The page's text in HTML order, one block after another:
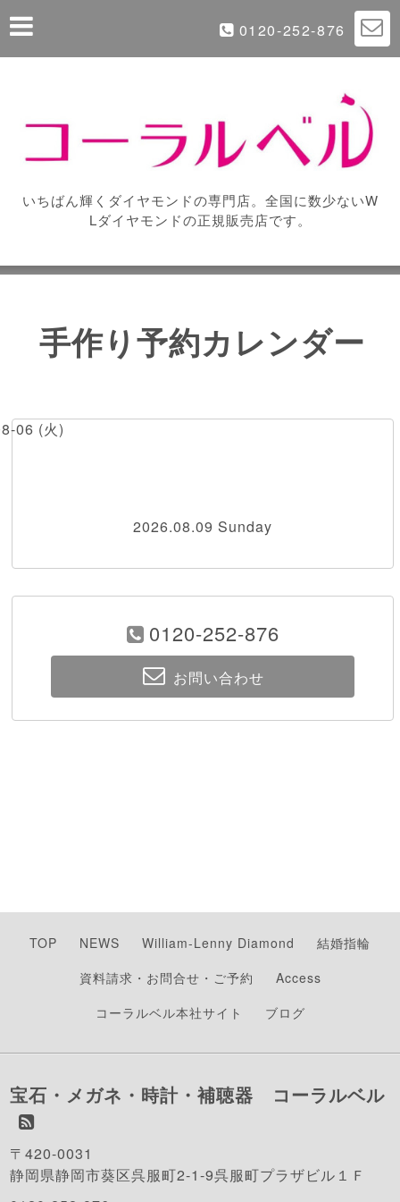
0120-252-876
いちばん輝くダイヤモンドの専門店。全国に数少ないW
Lダイヤモンドの正規販売店です。
手作り予約カレンダー
06 (火)
2026.08.09 Sunday
0120-252-876
お問い合わせ
TOP NEWS William-Lenny Diamond
結婚指輪
資料請求・お問合せ・ご予約
Access
コーラルベル本社サイト
ブログ
宝石・メガネ・時計・補聴器 コーラルベル
〒420-0031
静岡県静岡市葵区呉服町2-1-9呉服町プラザビル１Ｆ